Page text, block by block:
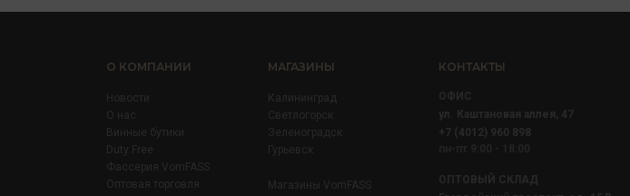
О КОМПАНИИ
Новости
О нас
Винные бутики
Duty Free
Фассерия VomFASS
Оптовая торговля
МАГАЗИНЫ
Калининград
Светлогорск
Зеленоградск
Гурьевск
Магазины VomFASS
КОНТАКТЫ
ОФИС
ул. Каштановая аллея, 47
+7 (4012) 960 898
ОПТОВЫЙ СКЛАД